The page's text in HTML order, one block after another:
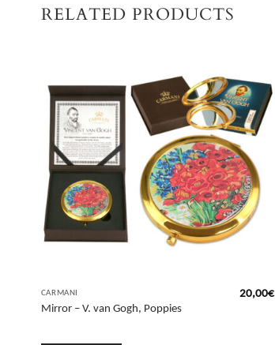
RELATED PRODUCTS
CARMANI
Mirror – V. van Gogh, Poppies
20,00€